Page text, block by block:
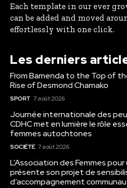
Each template in our ever
can be added and moved
effortlessly with one click.
Les derniers
From Bamenda to the Top of
Rise of Desmond Chamako
SPORT 7 août 2026
Journée internationale des
CDHC met en lumière le rôle
femmes autochtones
SOCIÉTÉ 7 août 2026
L’Association des Femmes
présente son projet de
d’accompagnement